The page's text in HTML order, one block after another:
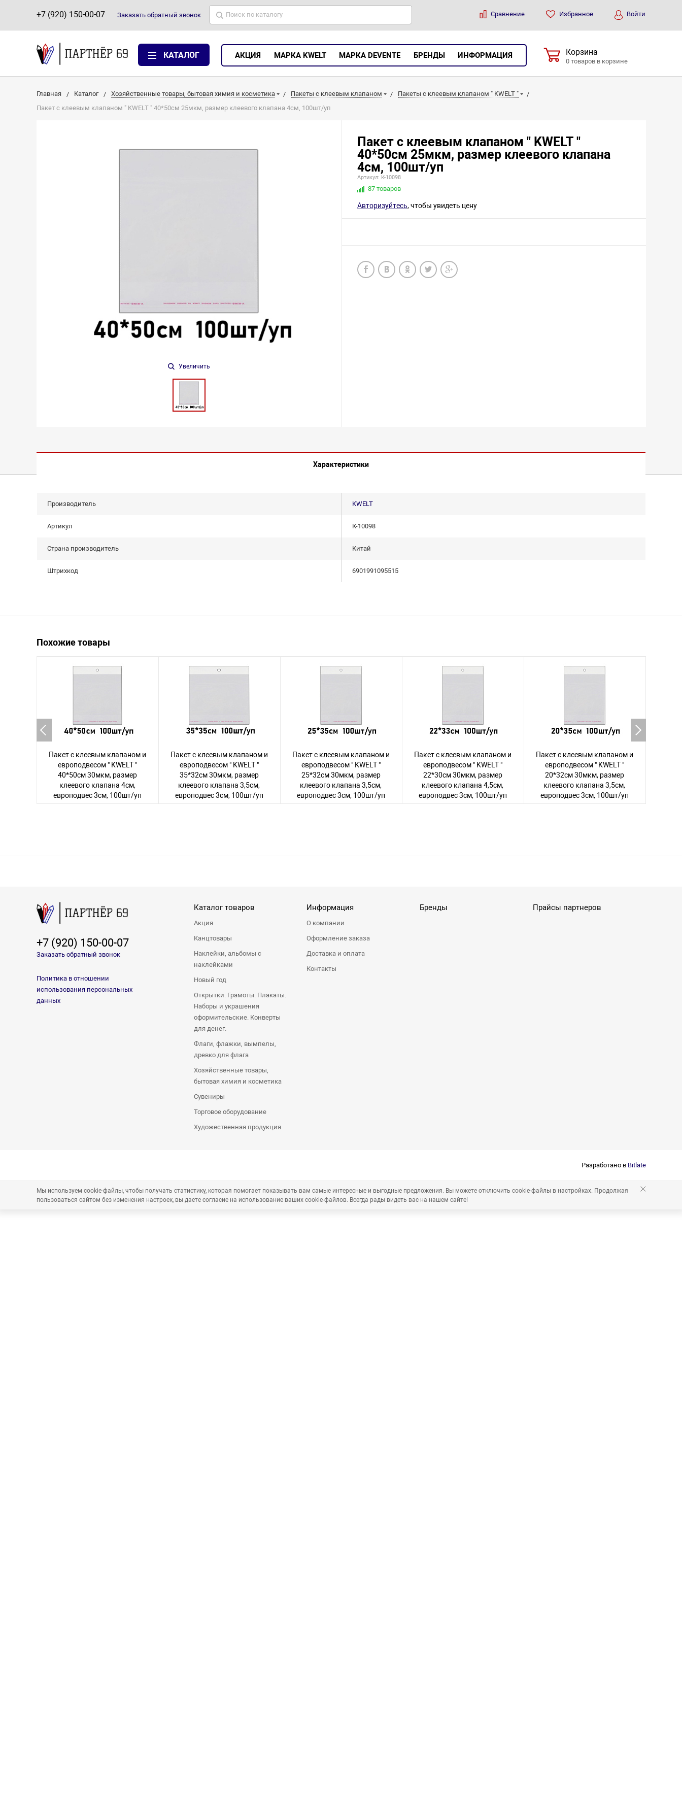
+7 (920) 150-00-07 Заказать обратный звонок Сравнение Избранное Войти
КАТАЛОГ АКЦИЯ МАРКА KWELT МАРКА DEVENTE БРЕНДЫ ИНФОРМАЦИЯ Корзина
0 товаров в корзине
Главная Каталог Хозяйственные товары, бытовая химия и косметика Пакеты с клеевым клапаном
Пакеты с клеевым клапаном " KWELT "
Пакет с клеевым клапаном " KWELT " 40*50см 25мкм, размер клеевого клапана 4см, 100шт/уп
Увеличить
Пакет с клеевым клапаном " KWELT "
40*50см 25мкм, размер клеевого клапана
4см, 100шт/уп
Артикул: К-10098
87 товаров
Авторизуйтесь, чтобы увидеть цену
Характеристики
Производитель KWELT
Артикул К-10098
Страна производитель Китай
Штрихкод 6901991095515
Похожие товары
Пакет с клеевым клапаном и
европодвесом " KWELT "
40*50см 30мкм, размер
клеевого клапана 4см,
европодвес 3см, 100шт/уп
Пакет с клеевым клапаном и
европодвесом " KWELT "
35*32см 30мкм, размер
клеевого клапана 3,5см,
европодвес 3см, 100шт/уп
Пакет с клеевым клапаном и
европодвесом " KWELT "
25*32см 30мкм, размер
клеевого клапана 3,5см,
европодвес 3см, 100шт/уп
Пакет с клеевым клапаном и
европодвесом " KWELT "
22*30см 30мкм, размер
клеевого клапана 4,5см,
европодвес 3см, 100шт/уп
Пакет с клеевым клапаном и
европодвесом " KWELT "
20*32см 30мкм, размер
клеевого клапана 3,5см,
европодвес 3см, 100шт/уп
+7 (920) 150-00-07
Заказать обратный звонок
Политика в отношении
использования персональных
данных
Каталог товаров
Акция
Канцтовары
Наклейки, альбомы с
наклейками
Новый год
Открытки. Грамоты. Плакаты.
Наборы и украшения
оформительские. Конверты
для денег.
Флаги, флажки, вымпелы,
древко для флага
Хозяйственные товары,
бытовая химия и косметика
Сувениры
Торговое оборудование
Художественная продукция
Информация
О компании
Оформление заказа
Доставка и оплата
Контакты
Бренды Прайсы партнеров
Разработано в Bitlate
Мы используем cookie-файлы, чтобы получать статистику, которая помогает показывать вам самые интересные и выгодные предложения. Вы можете отключить cookie-файлы в настройках. Продолжая
пользоваться сайтом без изменения настроек, вы даете согласие на использование ваших cookie-файлов. Всегда рады видеть вас на нашем сайте!